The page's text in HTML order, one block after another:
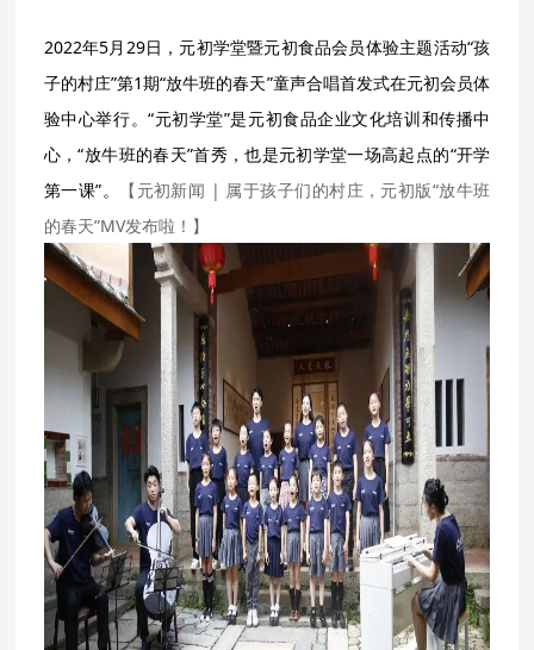
2022年5月29日，元初学堂暨元初食品会员体验主题活动“孩
子的村庄”第1期“放牛班的春天”童声合唱首发式在元初会员体
验中心举行。“元初学堂”是元初食品企业文化培训和传播中
心，“放牛班的春天”首秀，也是元初学堂一场高起点的“开学
第一课”。
【元初新闻 | 属于孩子们的村庄，元初版“放牛班
的春天”MV发布啦！】